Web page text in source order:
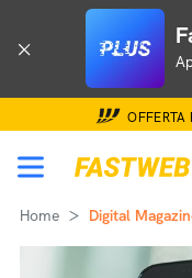
OFFERTA
Home Digital